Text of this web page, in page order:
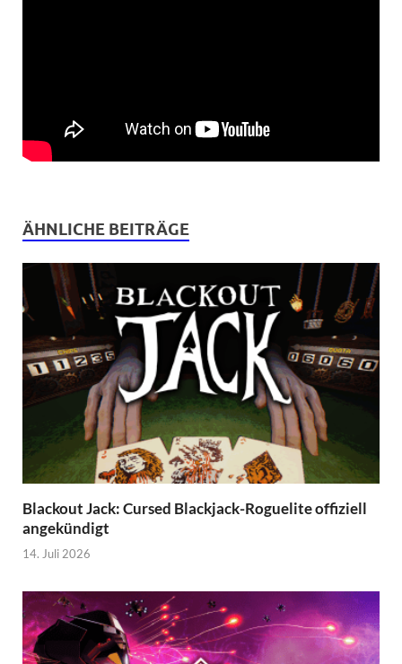
ÄHNLICHE BEITRÄGE
Blackout Jack: Cursed Blackjack-Roguelite offiziell
angekündigt
14. Juli 2026